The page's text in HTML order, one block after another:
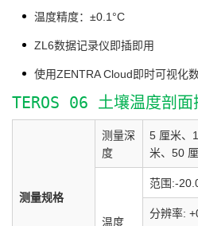
温度精度：±0.1°C
ZL6数据记录仪即插即用
使用ZENTRA Cloud即时可视化
TEROS 06 土壤温度剖面
测量规格
测量深
度
5 厘米、
米、50
温度
范围:-
分辨率: